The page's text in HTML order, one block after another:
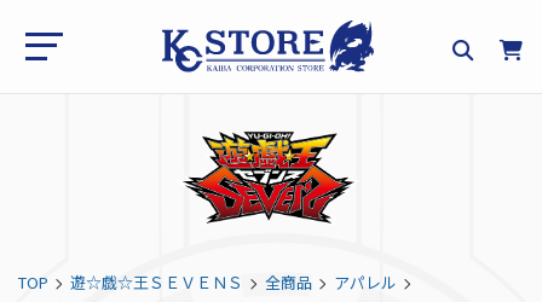
TOP 遊☆戯☆王ＳＥＶＥＮＳ 全商品
アパレル